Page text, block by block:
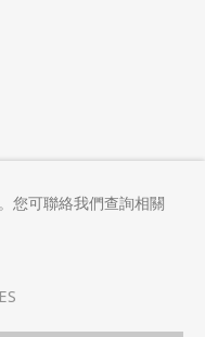
您可聯絡我們查詢相關